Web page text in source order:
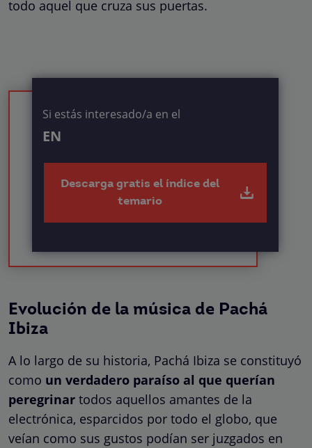
todo aquel que cruza sus puertas.
Si estás interesado/a en el
EN
Descarga gratis el índice del
temario
Evolución de la música de Pachá
Ibiza
A lo largo de su historia, Pachá Ibiza se constituyó
como un verdadero paraíso al que querían
peregrinar todos aquellos amantes de la
electrónica, esparcidos por todo el globo, que
veían como sus gustos podían ser juzgados en